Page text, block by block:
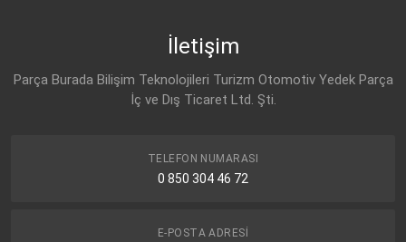
İletişim
Parça Burada Bilişim Teknolojileri Turizm Otomotiv Yedek Parça
İç ve Dış Ticaret Ltd. Şti.
TELEFON NUMARASI
0 850 304 46 72
E-POSTA ADRESI